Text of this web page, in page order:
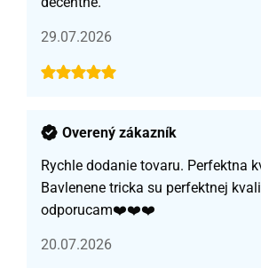
29.07.2026
Overený zákazník
Rychle dodanie tovaru. Perfektna
Bavlenene tricka su perfektnej
odporucam❤️❤️❤️
20.07.2026